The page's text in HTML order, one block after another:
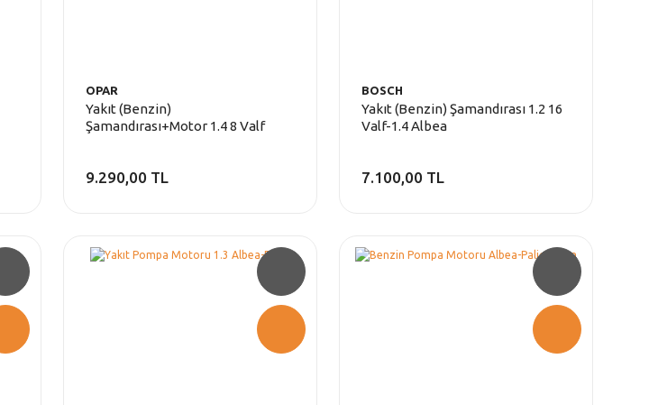
OPAR
Yakıt (Benzin)
Şamandırası+Motor 1.4 8 Valf
9.290,00 TL
BOSCH
Yakıt (Benzin) Şamandırası 1.2 16
Valf-1.4 Albea
7.100,00 TL